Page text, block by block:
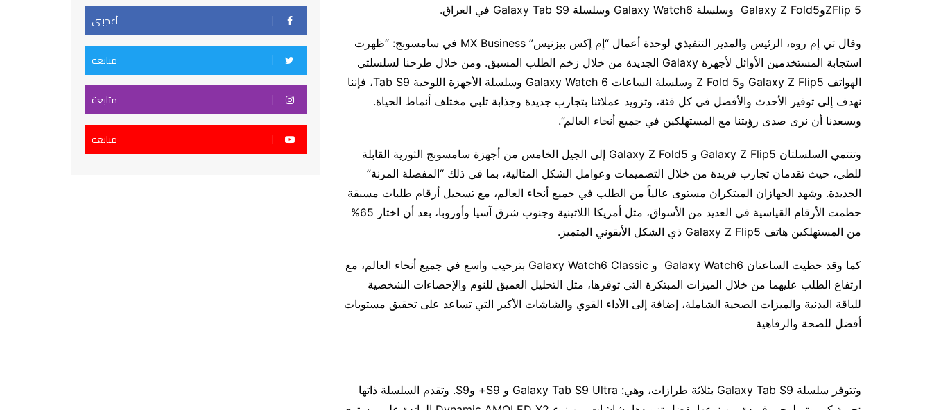
ZFlip 5وGalaxy Z Fold5 وسلسلة Galaxy Watch6 وسلسلة Galaxy Tab S9 في العراق.
وقال تي إم روه، الرئيس والمدير التنفيذي لوحدة أعمال “إم إكس بيزنيس” MX Business في سامسونج: “ظهرت
استجابة المستخدمين الأوائل لأجهزة Galaxy الجديدة من خلال زخم الطلب المسبق. ومن خلال طرحنا لسلسلتي
الهواتف Galaxy Z Flip5 و5 Z Fold وسلسلة الساعات Galaxy Watch 6 وسلسلة الأجهزة اللوحية Tab S9، فإننا
نهدف إلى توفير الأحدث والأفضل في كل فئة، وتزويد عملائنا بتجارب جديدة وجذابة تلبي مختلف أنماط الحياة.
ويسعدنا أن نرى صدى رؤيتنا مع المستهلكين في جميع أنحاء العالم”.
وتنتمي السلسلتان Galaxy Z Flip5 و Galaxy Z Fold5 إلى الجيل الخامس من أجهزة سامسونج الثورية القابلة
للطي، حيث تقدمان تجارب فريدة من خلال التصميمات وعوامل الشكل المثالية، بما في ذلك “المفصلة المرنة”
الجديدة. وشهد الجهازان المبتكران مستوى عالياً من الطلب في جميع أنحاء العالم، مع تسجيل أرقام طلبات مسبقة
حطمت الأرقام القياسية في العديد من الأسواق، مثل أمريكا اللاتينية وجنوب شرق آسيا وأوروبا، بعد أن اختار 65%
من المستهلكين هاتف Galaxy Z Flip5 ذي الشكل الأيقوني المتميز.
كما وقد حظيت الساعتان Galaxy Watch6 و Galaxy Watch6 Classic بترحيب واسع في جميع أنحاء العالم، مع
ارتفاع الطلب عليهما من خلال الميزات المبتكرة التي توفرها، مثل التحليل العميق للنوم والإحصاءات الشخصية
للياقة البدنية والميزات الصحية الشاملة، إضافة إلى الأداء القوي والشاشات الأكبر التي تساعد على تحقيق مستويات
أفضل للصحة والرفاهية
وتتوفر سلسلة Galaxy Tab S9 بثلاثة طرازات، وهي: Galaxy Tab S9 Ultra و S9+ وS9. وتقدم السلسلة ذاتها
أعجبني
متابعة
متابعة
متابعة